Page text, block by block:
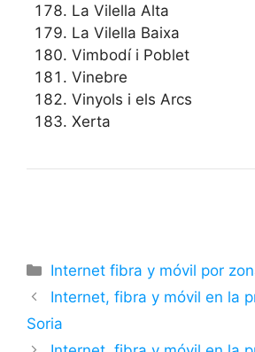
La Vilella Alta
La Vilella Baixa
Vimbodí i Poblet
Vinebre
Vinyols i els Arcs
Xerta
Categorías
Internet fibra y móvil por
Internet, fibra y móvil en la
Soria